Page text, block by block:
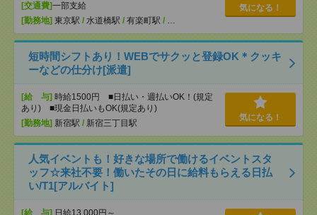
[交通費]一部支給
[勤務地] 東京駅 / 水道橋駅 / 有楽町駅 / …
気になる！
短時間シフトあり！WEBでサクッと登録OK＊クッキ
ーなどの仕分け[派遣]
[給 与] 時給1500円 ■日払い・週払いOK！(規定
あり) ■現金日払いもOK(規定あり)
[勤務地] 新宿駅 / 新宿三丁目駅
気になる！
人気イベントも！好きな場所で働けるイベントスタ
ッフ☆来社不要！働いたその日に給料もらえる日払
い/T1[アルバイト]
[給 与] 日給13,000円～